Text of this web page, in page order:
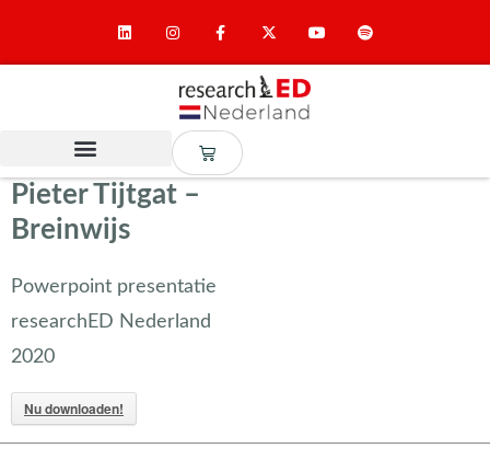
Pieter Tijtgat –
Breinwijs
Powerpoint presentatie
researchED Nederland
2020
Nu downloaden!